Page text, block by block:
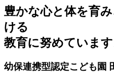
豊かな心と体を育
ける
教育に努めています
幼保連携型認定こども園